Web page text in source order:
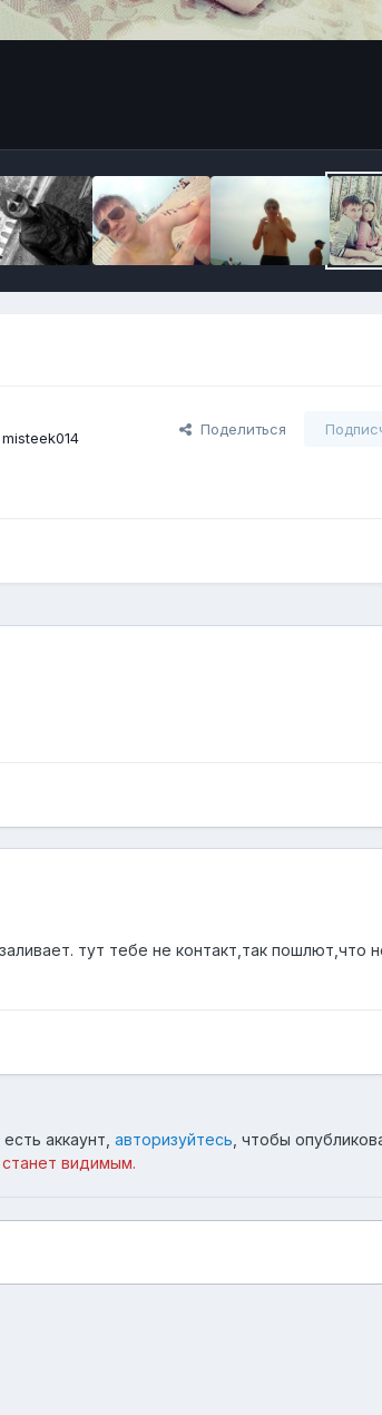
Поделиться
тут тебе не контакт,так пошлют,что
аккаунт, авторизуйтесь , чтобы
видимым.